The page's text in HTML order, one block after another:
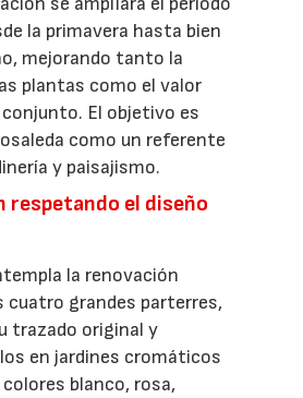
la primavera hasta bien
mejorando tanto la
plantas como el valor
El objetivo es
como un referente
y paisajismo.
respetando el diseño
la renovación
cuatro grandes parterres,
trazado original y
en jardines cromáticos
blanco, rosa,